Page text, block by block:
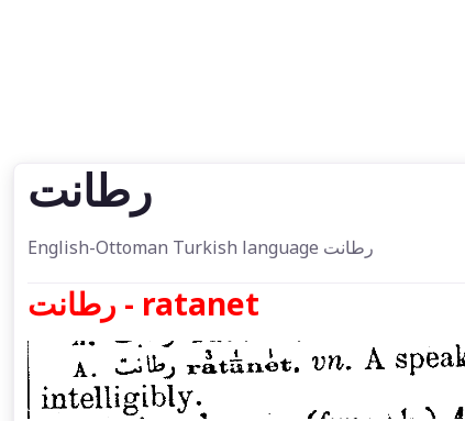
رطانت
English-Ottoman Turkish language رطانت
رطانت - ratanet